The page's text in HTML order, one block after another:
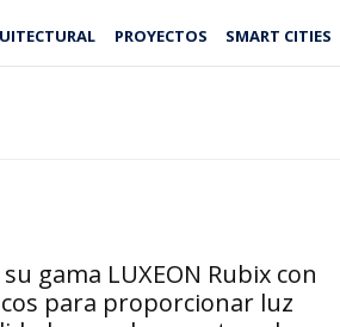
PROYECTOS SMART CITIES
gama LUXEON Rubix con
para proporcionar luz